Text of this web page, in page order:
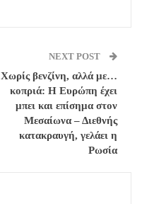
NEXT POST
Χωρίς βενζίνη, αλλά με…
κοπριά: Η Ευρώπη έχει
μπει και επίσημα στον
Μεσαίωνα – Διεθνής
κατακραυγή, γελάει η
Ρωσία